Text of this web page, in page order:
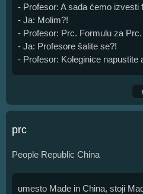
- Profesor: A sada ćemo izvesti
- Ja: Molim?!
- Profesor: Prc. Formulu za Prc.
- Ja: Profesore šalite se?!
- Profesor: Koleginice napustite
prc
People Republic China
umesto Made in China, stoji